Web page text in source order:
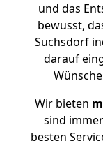
und das
bewusst,
Suchsdorf
darauf
Wir bieten
sind
besten